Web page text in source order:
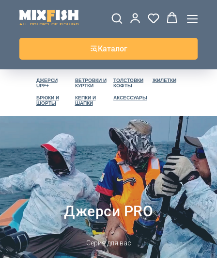
Каталог
БРЮКИ И
ШОРТЫ
КЕПКИ И
ШАПКИ
АКСЕССУАРЫ
ДЖЕРСИ
UPF+
ВЕТРОВКИ И
КУРТКИ
ТОЛСТОВКИ
КОФТЫ
ЖИЛЕТКИ
Джерси PRO
Серия для вас